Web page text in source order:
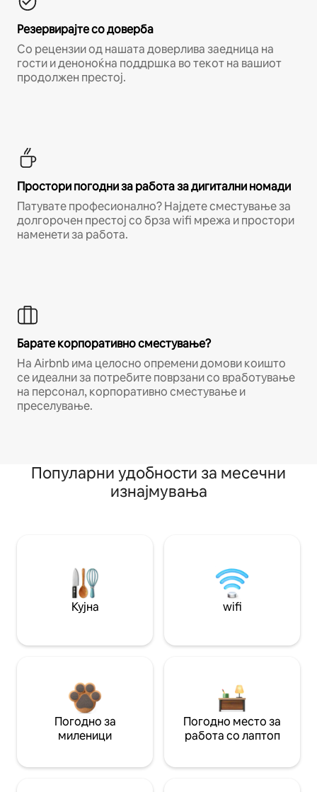
Резервирајте со доверба
Со рецензии од нашата доверлива заедница на
гости и деноноќна поддршка во текот на вашиот
продолжен престој.
Простори погодни за работа за дигитални номади
Патувате професионално? Најдете сместување за
долгорочен престој со брза wifi мрежа и простори
наменети за работа.
Барате корпоративно сместување?
На Airbnb има целосно опремени домови коишто
се идеални за потребите поврзани со вработување
на персонал, корпоративно сместување и
преселување.
Популарни удобности за месечни
изнајмувања
Кујна wifi
Погодно за
миленици
Погодно место за
работа со лаптоп